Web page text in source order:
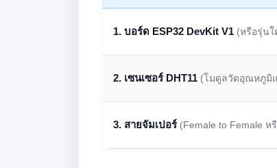
1. บอร์ด ESP32 DevKit V1 (หรือรุ่นใ
2. เซนเซอร์ DHT11 (โมดูลวัดอุณหภูมิ
3. สายจัมเปอร์ (Female to Female ห